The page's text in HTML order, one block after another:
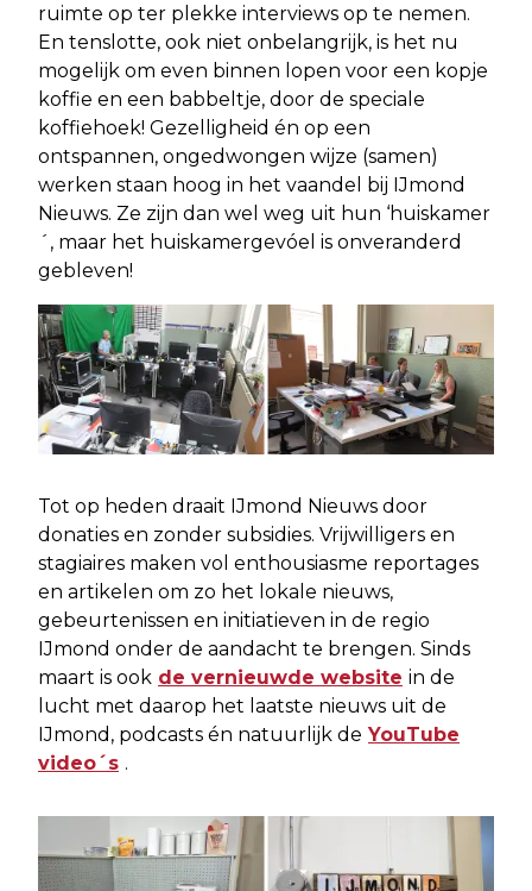
ruimte op ter plekke interviews op te nemen.
En tenslotte, ook niet onbelangrijk, is het nu
mogelijk om even binnen lopen voor een kopje
koffie en een babbeltje, door de speciale
koffiehoek! Gezelligheid én op een
ontspannen, ongedwongen wijze (samen)
werken staan hoog in het vaandel bij IJmond
Nieuws. Ze zijn dan wel weg uit hun ‘huiskamer
´, maar het huiskamergevóel is onveranderd
gebleven!
Tot op heden draait IJmond Nieuws door
donaties en zonder subsidies. Vrijwilligers en
stagiaires maken vol enthousiasme reportages
en artikelen om zo het lokale nieuws,
gebeurtenissen en initiatieven in de regio
IJmond onder de aandacht te brengen. Sinds
maart is ook de vernieuwde website in de
lucht met daarop het laatste nieuws uit de
IJmond, podcasts én natuurlijk de YouTube
video´s .